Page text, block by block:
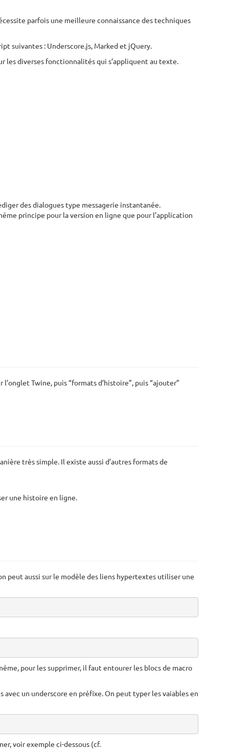
parfois une meilleure connaissance des techniques
suivantes : Underscore.js, Marked et jQuery.
les diverses fonctionnalités qui s’appliquent au texte.
des dialogues type messagerie instantanée.
principe pour la version en ligne que pour l’application
Twine, puis “formats d’histoire”, puis “ajouter”
très simple. Il existe aussi d’autres formats de
une histoire en ligne.
peut aussi sur le modèle des liens hypertextes utiliser une
pour les supprimer, il faut entourer les blocs de macro
un underscore en préfixe. On peut typer les vaiables en
voir exemple ci-dessous (cf.